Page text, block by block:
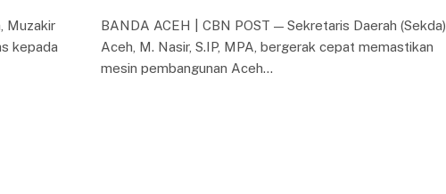
Muzakir
kepada
BANDA ACEH | CBN POST — Sekretaris Daerah (Sekda)
Aceh, M. Nasir, S.IP, MPA, bergerak cepat memastikan
mesin pembangunan Aceh…